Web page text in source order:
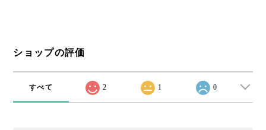
ショップの評価
すべて 2 1 0